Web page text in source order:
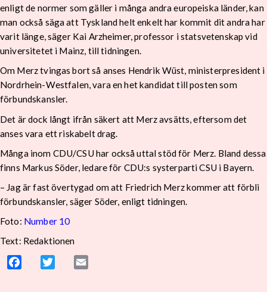
enligt de normer som gäller i många andra europeiska länder, kan
man också säga att Tyskland helt enkelt har kommit dit andra har
varit länge, säger Kai Arzheimer, professor i statsvetenskap vid
universitetet i Mainz, till tidningen.
Om Merz tvingas bort så anses Hendrik Wüst, ministerpresident i
Nordrhein-Westfalen, vara en het kandidat till posten som
förbundskansler.
Det är dock långt ifrån säkert att Merz avsätts, eftersom det
anses vara ett riskabelt drag.
Många inom CDU/CSU har också uttal stöd för Merz. Bland dessa
finns Markus Söder, ledare för CDU:s systerparti CSU i Bayern.
– Jag är fast övertygad om att Friedrich Merz kommer att förbli
förbundskansler, säger Söder, enligt tidningen.
Foto: Number 10
Text: Redaktionen
Facebook Twitter